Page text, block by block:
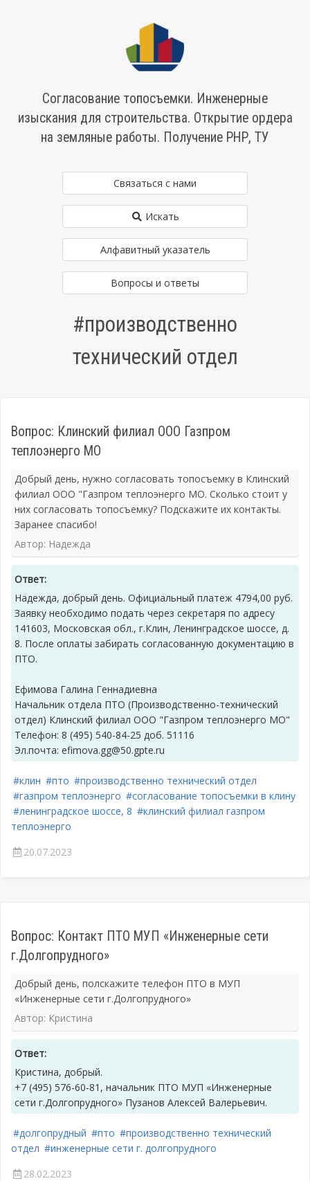
Согласование топосъемки. Инженерные
изыскания для строительства. Открытие ордера
на земляные работы. Получение РНР, ТУ
Связаться с нами
Искать
Алфавитный указатель
Вопросы и ответы
#производственно
технический отдел
Вопрос: Клинский филиал ООО Газпром
теплоэнерго МО
Добрый день, нужно согласовать топосъемку в Клинский
филиал ООО "Газпром теплоэнерго МО. Сколько стоит у
них согласовать топосъемку? Подскажите их контакты.
Заранее спасибо!
Автор: Надежда
Ответ:
Надежда, добрый день. Официальный платеж 4794,00 руб.
Заявку необходимо подать через секретаря по адресу
141603, Московская обл., г.Клин, Ленинградское шоссе, д.
8. После оплаты забирать согласованную документацию в
ПТО.
Ефимова Галина Геннадиевна
Начальник отдела ПТО (Производственно-технический
отдел) Клинский филиал ООО "Газпром теплоэнерго МО"
Телефон: 8 (495) 540-84-25 доб. 51116
Эл.почта: efimova.gg@50.gpte.ru
#клин #пто #производственно технический отдел
#газпром теплоэнерго #согласование топосъемки в клину
#ленинградское шоссе, 8 #клинский филиал газпром
теплоэнерго
20.07.2023
Вопрос: Контакт ПТО МУП «Инженерные сети
г.Долгопрудного»
Добрый день, полскажите телефон ПТО в МУП
«Инженерные сети г.Долгопрудного»
Автор: Кристина
Ответ:
Кристина, добрый.
+7 (495) 576-60-81, начальник ПТО МУП «Инженерные
сети г.Долгопрудного» Пузанов Алексей Валерьевич.
#долгопрудный #пто #производственно технический
отдел #инженерные сети г. долгопрудного
28.02.2023